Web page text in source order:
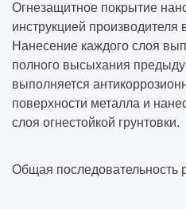
Огнезащитное покрытие
инструкцией производителя
Нанесение каждого слоя
полного высыхания
выполняется
поверхности металла и
слоя огнестойкой грунтовки.
Общая последовательность